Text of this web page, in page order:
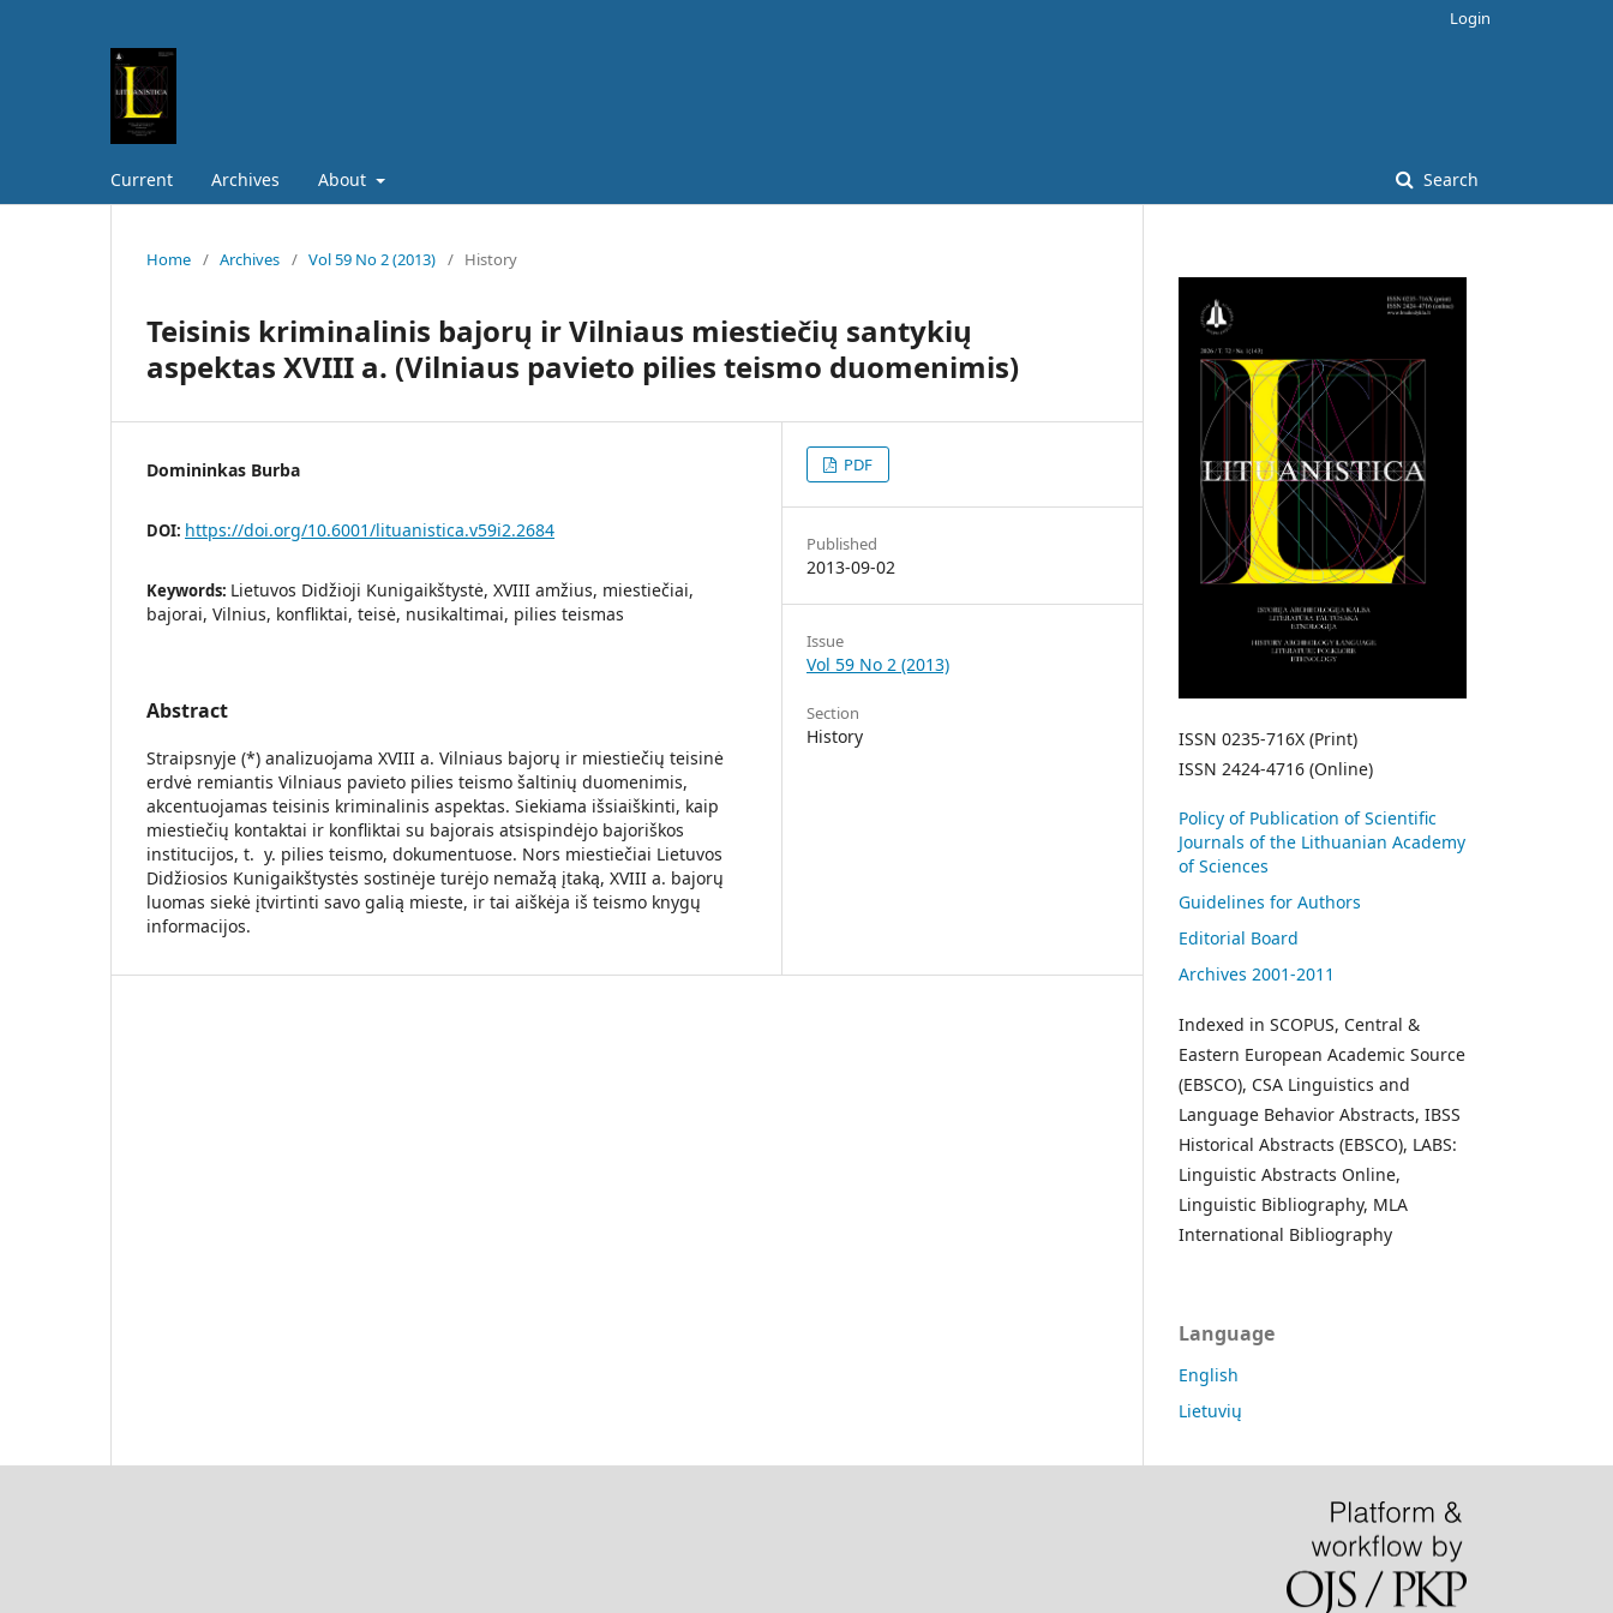
Current Archives About Search
Login
Home / Archives / Vol 59 No 2 (2013) / History
Teisinis kriminalinis bajorų ir Vilniaus miestiečių santykių
aspektas XVIII a. (Vilniaus pavieto pilies teismo duomenimis)
Domininkas Burba
DOI: https://doi.org/10.6001/lituanistica.v59i2.2684
Keywords: Lietuvos Didžioji Kunigaikštystė, XVIII amžius, miestiečiai,
bajorai, Vilnius, konfliktai, teisė, nusikaltimai, pilies teismas
Abstract
Straipsnyje (*) analizuojama XVIII a. Vilniaus bajorų ir miestiečių teisinė
erdvė remiantis Vilniaus pavieto pilies teismo šaltinių duomenimis,
akcentuojamas teisinis kriminalinis aspektas. Siekiama išsiaiškinti, kaip
miestiečių kontaktai ir konfliktai su bajorais atsispindėjo bajoriškos
institucijos, t. y. pilies teismo, dokumentuose. Nors miestiečiai Lietuvos
Didžiosios Kunigaikštystės sostinėje turėjo nemažą įtaką, XVIII a. bajorų
luomas siekė įtvirtinti savo galią mieste, ir tai aiškėja iš teismo knygų
informacijos.
PDF
Published
2013-09-02
Issue
Vol 59 No 2 (2013)
Section
History
ISSN 0235-716X (Print)
ISSN 2424-4716 (Online)
Policy of Publication of Scientific
Journals of the Lithuanian Academy
of Sciences
Guidelines for Authors
Editorial Board
Archives 2001-2011
Indexed in SCOPUS, Central &
Eastern European Academic Source
(EBSCO), CSA Linguistics and
Language Behavior Abstracts, IBSS
Historical Abstracts (EBSCO), LABS:
Linguistic Abstracts Online,
Linguistic Bibliography, MLA
International Bibliography
Language
English
Lietuvių